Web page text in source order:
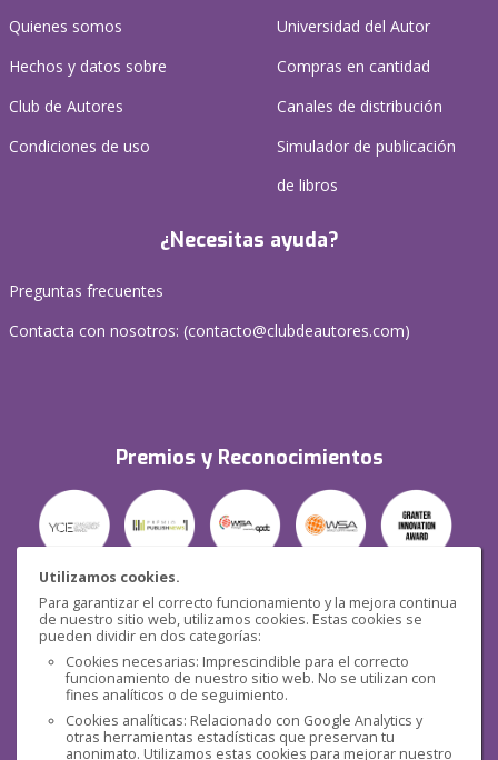
Utilizamos cookies.
Para garantizar el correcto funcionamiento y la mejora continua
de nuestro sitio web, utilizamos cookies. Estas cookies se
pueden dividir en dos categorías:
Cookies necesarias: Imprescindible para el correcto
funcionamiento de nuestro sitio web. No se utilizan con
fines analíticos o de seguimiento.
Cookies analíticas: Relacionado con Google Analytics y
otras herramientas estadísticas que preservan tu
anonimato. Utilizamos estas cookies para mejorar nuestro
Quienes somos
Hechos y datos sobre
Club de Autores
Condiciones de uso
Universidad del Autor
Compras en cantidad
Canales de distribución
Simulador de publicación
de libros
¿Necesitas ayuda?
Preguntas frecuentes
Contacta con nosotros: (contacto@clubdeautores.com)
Premios y Reconocimientos
Seguridad